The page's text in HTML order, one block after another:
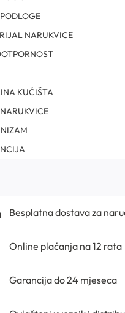
NARUKVICE
KUĆIŠTA
Besplatna dostava za
Online plaćanja na 12 rata
Garancija do 24 mjeseca